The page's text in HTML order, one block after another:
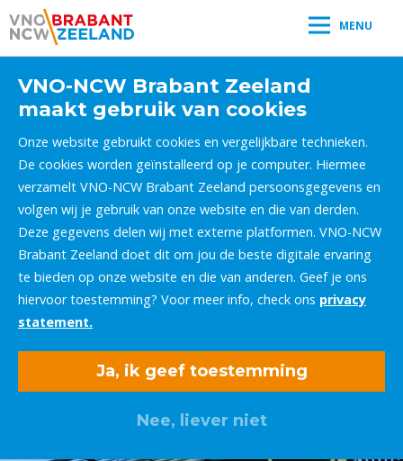
MENU
VNO-NCW Brabant Zeeland
maakt gebruik van cookies
Onze website gebruikt cookies en vergelijkbare technieken.
De cookies worden geïnstalleerd op je computer. Hiermee
verzamelt VNO-NCW Brabant Zeeland persoonsgegevens en
volgen wij je gebruik van onze website en die van derden.
Deze gegevens delen wij met externe platformen. VNO-NCW
Brabant Zeeland doet dit om jou de beste digitale ervaring
te bieden op onze website en die van anderen. Geef je ons
hiervoor toestemming? Voor meer info, check ons privacy
statement.
Ja, ik geef toestemming
Nee, liever niet